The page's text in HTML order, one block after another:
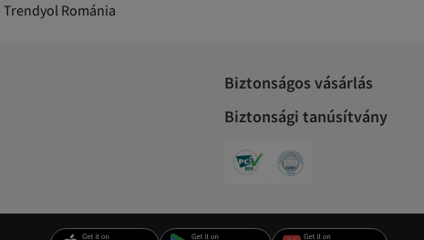
Trendyol Románia
Biztonságos vásárlás
Biztonsági tanúsítvány